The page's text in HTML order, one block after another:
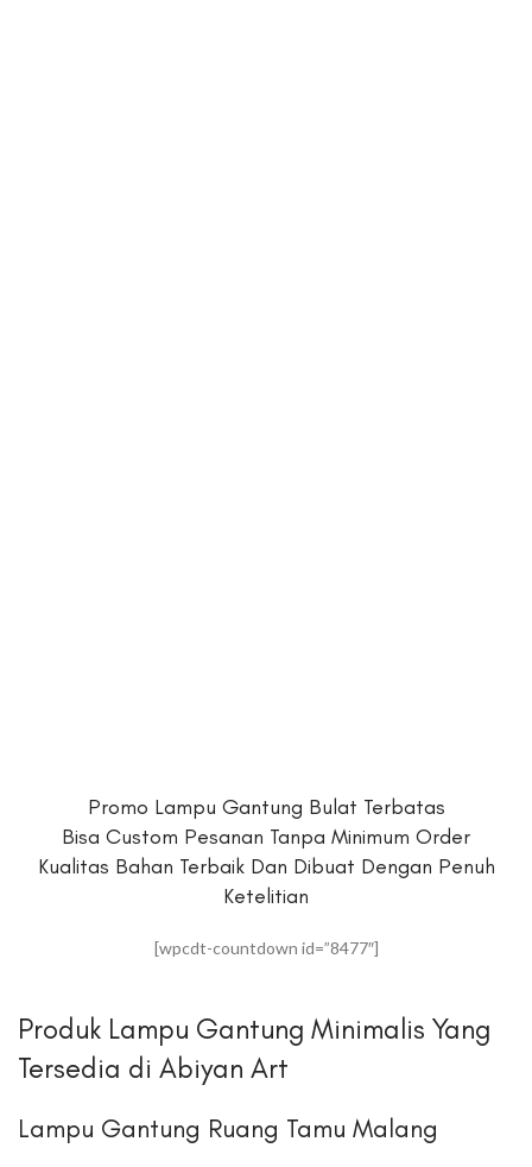
Promo Lampu Gantung Bulat Terbatas
Bisa Custom Pesanan Tanpa Minimum Order
Kualitas Bahan Terbaik Dan Dibuat Dengan Penuh
Ketelitian
[wpcdt-countdown id=”8477″]
Produk Lampu Gantung Minimalis Yang
Tersedia di Abiyan Art
Lampu Gantung Ruang Tamu Malang